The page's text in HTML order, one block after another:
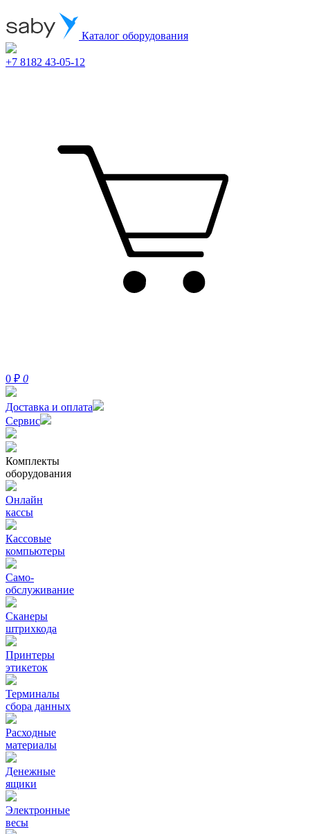
Каталог оборудования
+7 8182 43-05-12
0 ₽ 0
Доставка и оплата
Сервис
Комплекты
оборудования
Онлайн
кассы
Кассовые
компьютеры
Само-
обслуживание
Сканеры
штрихкода
Принтеры
этикеток
Терминалы
сбора данных
Расходные
материалы
Денежные
ящики
Электронные
весы